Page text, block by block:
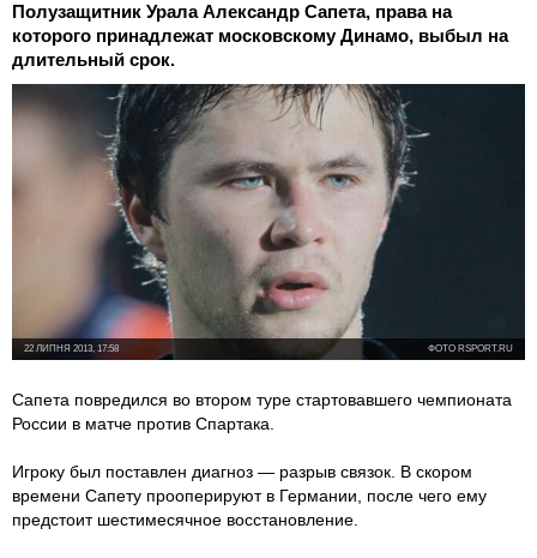
Полузащитник Урала Александр Сапета, права на
которого принадлежат московскому Динамо, выбыл на
длительный срок.
ФОТО RSPORT.RU
22 ЛИПНЯ 2013, 17:58
Сапета повредился во втором туре стартовавшего чемпионата
России в матче против Спартака.
Игроку был поставлен диагноз — разрыв связок. В скором
времени Сапету прооперируют в Германии, после чего ему
предстоит шестимесячное восстановление.